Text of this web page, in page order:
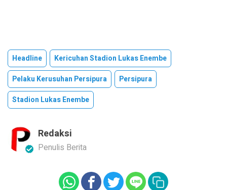
Headline
Kericuhan Stadion Lukas Enembe
Pelaku Kerusuhan Persipura
Persipura
Stadion Lukas Enembe
Redaksi
Penulis Berita